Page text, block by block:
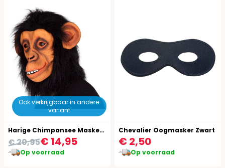
Ook verkrijgbaar in andere:
variant
Harige Chimpansee Masker Latex
€ 14,95
€ 20,95
Op voorraad
Chevalier Oogmasker Zwart
€ 2,50
Op voorraad